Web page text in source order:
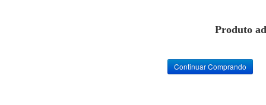
Produto
Continuar Comprando